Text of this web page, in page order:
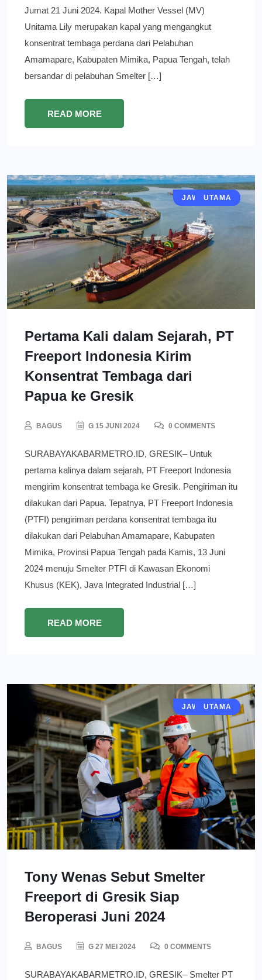
Jumat 21 Juni 2024. Kapal Mother Vessel (MV)
Unitama Lily merupakan kapal yang mengangkut
konsentrat tembaga perdana dari Pelabuhan
Amamapare, Kabupaten Mimika, Papua Tengah, telah
bersandar di pelabuhan Smelter […]
READ MORE
BERITA
EKONOMI
GRESIK
JAWA TIMUR
UTAMA
Pertama Kali dalam Sejarah, PT
Freeport Indonesia Kirim
Konsentrat Tembaga dari
Papua ke Gresik
BAGUS G 15 JUNI 2024 0 COMMENTS
SURABAYAKABARMETRO.ID, GRESIK– Untuk
pertama kalinya dalam sejarah, PT Freeport Indonesia
mengirim konsentrat tembaga ke Gresik. Pengiriman itu
dilakukan dari Papua. Tepatnya, PT Freeport Indonesia
(PTFI) pengiriman perdana konsentrat tembaga itu
dilakukan dari Pelabuhan Amamapare, Kabupaten
Mimika, Provinsi Papua Tengah pada Kamis, 13 Juni
2024 menuju Smelter PTFI di Kawasan Ekonomi
Khusus (KEK), Java Integrated Industrial […]
READ MORE
BERITA
EKONOMI
GRESIK
JAWA TIMUR
UTAMA
Tony Wenas Sebut Smelter
Freeport di Gresik Siap
Beroperasi Juni 2024
BAGUS G 27 MEI 2024 0 COMMENTS
SURABAYAKABARMETRO.ID, GRESIK– Smelter PT